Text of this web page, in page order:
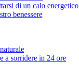
di un calo energetico
benessere
a sorridere in 24 ore